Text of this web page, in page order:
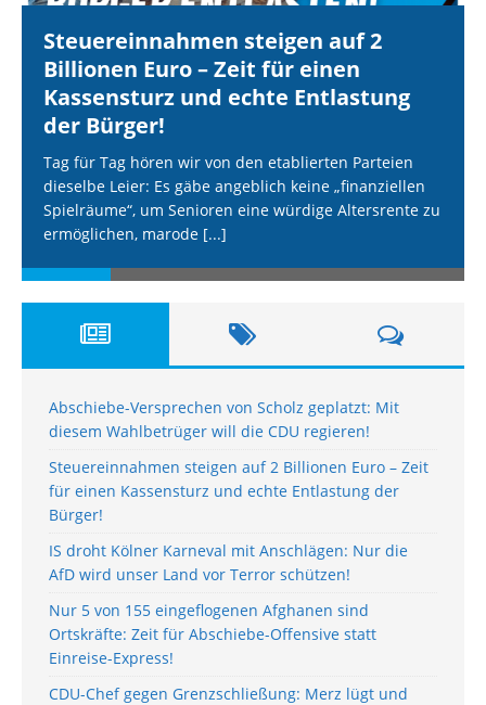
Steuereinnahmen steigen auf 2
Billionen Euro – Zeit für einen
Kassensturz und echte Entlastung
der Bürger!
Tag für Tag hören wir von den etablierten Parteien
dieselbe Leier: Es gäbe angeblich keine „finanziellen
Spielräume“, um Senioren eine würdige Altersrente zu
ermöglichen, marode [...]
Abschiebe-Versprechen von Scholz geplatzt: Mit
diesem Wahlbetrüger will die CDU regieren!
Steuereinnahmen steigen auf 2 Billionen Euro – Zeit
für einen Kassensturz und echte Entlastung der
Bürger!
IS droht Kölner Karneval mit Anschlägen: Nur die
AfD wird unser Land vor Terror schützen!
Nur 5 von 155 eingeflogenen Afghanen sind
Ortskräfte: Zeit für Abschiebe-Offensive statt
Einreise-Express!
CDU-Chef gegen Grenzschließung: Merz lügt und